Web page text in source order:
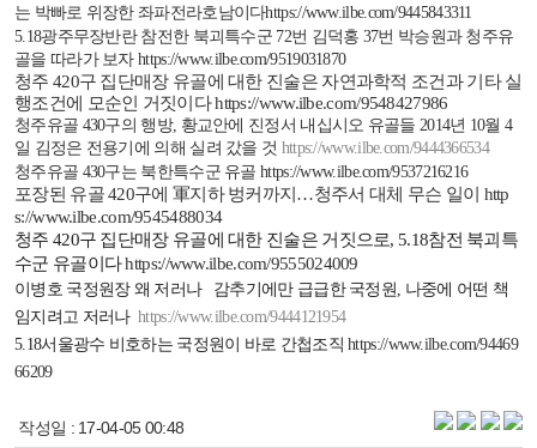
는 박빠로 위장한 좌파전라호남이다https://www.ilbe.com/9445843311
5.18광주무장반란 참전한 북괴특수군 72번 김덕홍 37번 박승원과 청주유
골을 따라가 보자https://www.ilbe.com/9519031870
청주 420구 집단매장 유골에 대한 진술은 자연과학적 조건과 기타 실
행조건에
모순인 거짓이다https://www.ilbe.com/9548427986
청주유골 430구의 행방, 황교안에 진정서 내십시오 유골들 2014년 10월 4
일 김정은 전용기에 의해 실려 갔을 것 https://www.ilbe.com/9444366534
청주유골 430구는 북한특수군 유골 https://www.ilbe.com/9537216216
포장된 유골420구에 軍지하 벙커까지 …청주서 대체 무슨 일이 http
s://www.ilbe.com/9545488034
청주 420구 집단매장 유골에 대한 진술은 거짓으로, 5.18참전 북괴특
수군 유골이다 https://www.ilbe.com/9555024009
이병호 국정원장 왜 저러나 감추기에만 급급한 국정원, 나중에 어떤 책
임지려고 저러나 https://www.ilbe.com/9444121954
5.18서울광수 비호하는 국정원이 바로 간첩조직 https://www.ilbe.com/94469
66209
작성일 : 17-04-05 00:48